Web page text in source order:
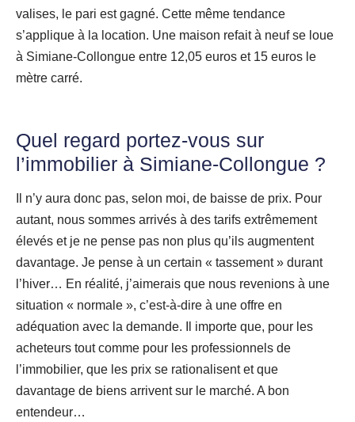
valises, le pari est gagné. Cette même tendance
s’applique à la location. Une maison refait à neuf se loue
à Simiane-Collongue entre 12,05 euros et 15 euros le
mètre carré.
Quel regard portez-vous sur
l’immobilier à Simiane-Collongue ?
Il n’y aura donc pas, selon moi, de baisse de prix. Pour
autant, nous sommes arrivés à des tarifs extrêmement
élevés et je ne pense pas non plus qu’ils augmentent
davantage. Je pense à un certain « tassement » durant
l’hiver… En réalité, j’aimerais que nous revenions à une
situation « normale », c’est-à-dire à une offre en
adéquation avec la demande. Il importe que, pour les
acheteurs tout comme pour les professionnels de
l’immobilier, que les prix se rationalisent et que
davantage de biens arrivent sur le marché. A bon
entendeur…